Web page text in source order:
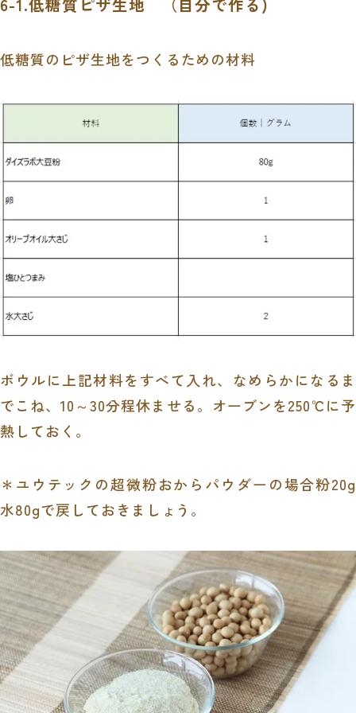
低糖質のピザ生地をつくるための材料
ボウルに上記材料をすべて入れ、なめらかになるま
でこね、10～30分程休ませる。オーブンを250℃に予
熱しておく。
＊ユウテックの超微粉おからパウダーの場合粉20g
水80gで戻しておきましょう。